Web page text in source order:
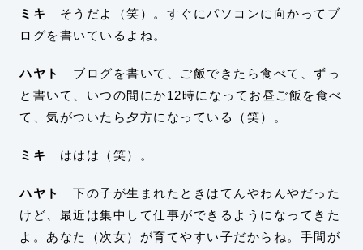
ミキ
そうだよ（笑）。すぐにパソコンに向かってブ
ログを書いているよね。
ハヤト
ブログを書いて、ご飯できたら食べて、ずっ
と書いて、いつの間にか12時になってお昼ご飯を食べ
て、気がついたら夕方になっている（笑）。
ミキ ははは（笑）。
ハヤト
下の子が生まれたときはてんやわんやだった
けど、最近は集中して仕事ができるようになってきた
よ。あなた（次女）が育てやすい子だからね。手間が